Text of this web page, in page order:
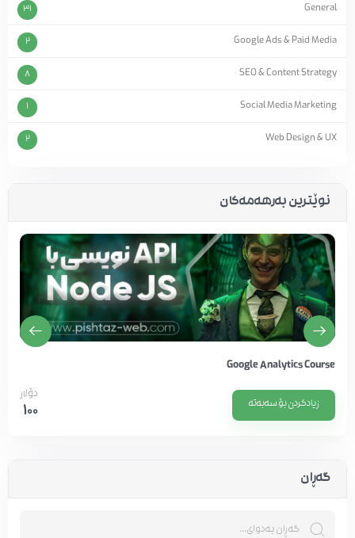
General
31
Google Ads & Paid Media
2
SEO & Content Strategy
8
Social Media Marketing
1
Web Design & UX
2
نوێترین بەرهەمەکان
Google Analytics Course
زیادکردن بۆ سەبەتە
دۆلار
100
گەڕان